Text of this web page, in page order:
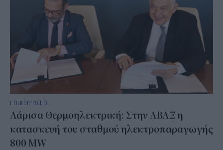
ΕΠΙΧΕΙΡΗΣΕΙΣ
Λάρισα Θερμοηλεκτρική: Στην ΑΒΑΞ η
κατασκευή του σταθμού ηλεκτροπαραγωγής
800 MW